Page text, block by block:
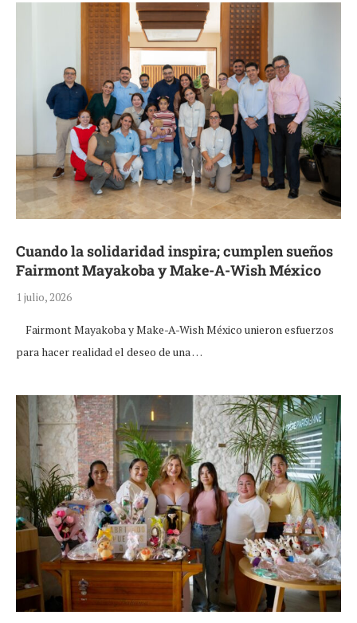
Cuando la solidaridad inspira; cumplen sueños
Fairmont Mayakoba y Make-A-Wish México
1 julio, 2026
Fairmont Mayakoba y Make-A-Wish México unieron esfuerzos
para hacer realidad el deseo de una …